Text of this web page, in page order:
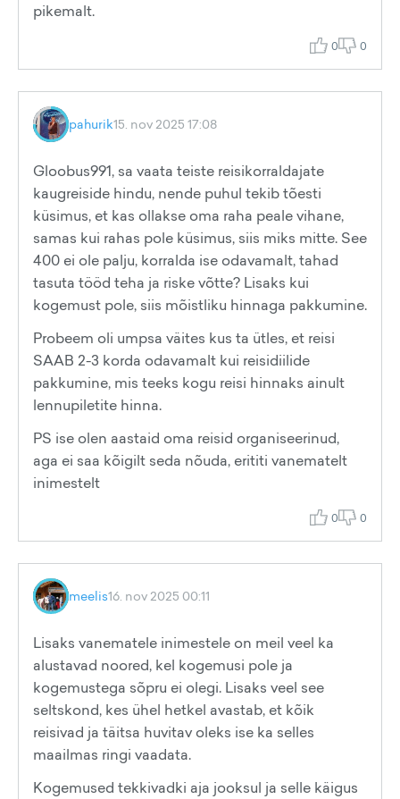
pikemalt.
0 0
pahurik15. nov 2025 17:08
Gloobus991, sa vaata teiste reisikorraldajate
kaugreiside hindu, nende puhul tekib tõesti
küsimus, et kas ollakse oma raha peale vihane,
samas kui rahas pole küsimus, siis miks mitte. See
400 ei ole palju, korralda ise odavamalt, tahad
tasuta tööd teha ja riske võtte? Lisaks kui
kogemust pole, siis mõistliku hinnaga pakkumine.
Probeem oli umpsa väites kus ta ütles, et reisi
SAAB 2-3 korda odavamalt kui reisidiilide
pakkumine, mis teeks kogu reisi hinnaks ainult
lennupiletite hinna.
PS ise olen aastaid oma reisid organiseerinud,
aga ei saa kõigilt seda nõuda, erititi vanematelt
inimestelt
0 0
meelis16. nov 2025 00:11
Lisaks vanematele inimestele on meil veel ka
alustavad noored, kel kogemusi pole ja
kogemustega sõpru ei olegi. Lisaks veel see
seltskond, kes ühel hetkel avastab, et kõik
reisivad ja täitsa huvitav oleks ise ka selles
maailmas ringi vaadata.
Kogemused tekkivadki aja jooksul ja selle käigus